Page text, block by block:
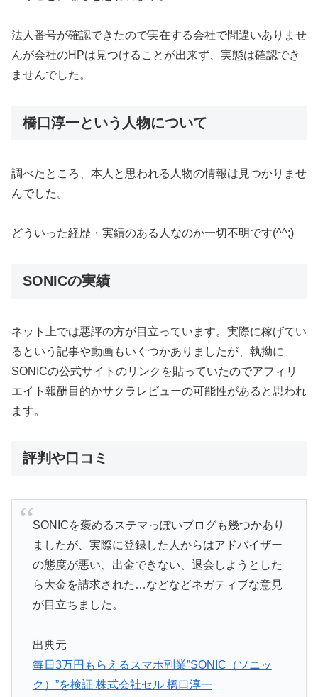
法人番号が確認できたので実在する会社で間違いありませ
んが会社のHPは見つけることが出来ず、実態は確認でき
ませんでした。
橋口淳一という人物について
調べたところ、本人と思われる人物の情報は見つかりませ
んでした。
どういった経歴・実績のある人なのか一切不明です(^^;)
SONICの実績
ネット上では悪評の方が目立っています。実際に稼げてい
るという記事や動画もいくつかありましたが、執拗に
SONICの公式サイトのリンクを貼っていたのでアフィリ
エイト報酬目的かサクラレビューの可能性があると思われ
ます。
評判や口コミ
SONICを褒めるステマっぽいブログも幾つかあり
ましたが、実際に登録した人からはアドバイザー
の態度が悪い、出金できない、退会しようとした
ら大金を請求された…などなどネガティブな意見
が目立ちました。
出典元
毎日3万円もらえるスマホ副業”SONIC（ソニッ
ク）”を検証 株式会社セル 橋口淳一